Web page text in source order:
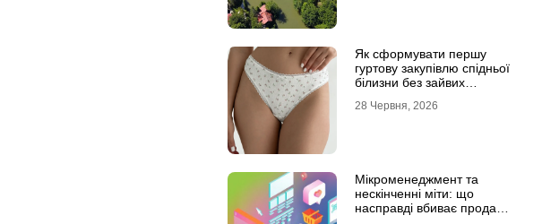
Як сформувати першу
гуртову закупівлю спідньої
білизни без зайвих
28 Червня, 2026
Мікроменеджмент та
нескінченні міти: що
насправді вбиває продажі